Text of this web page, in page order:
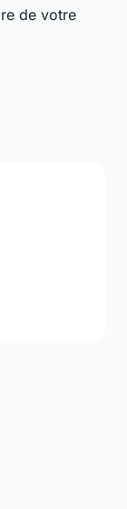
de votre